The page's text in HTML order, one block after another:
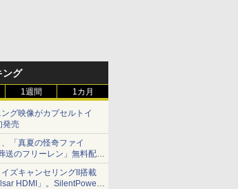
ング
1週間 1カ月
グ映像がカプセルトイ
発売
「真夏の怪奇ファイ
送のフリーレン」無料配信
情報
ズキャンセリングII搭載
HDMI」。SilentPower